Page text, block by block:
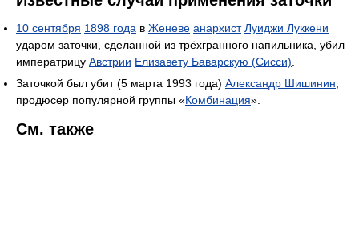
10 сентября 1898 года в Женеве анархист Луиджи Луккени
ударом заточки, сделанной из трёхгранного напильника, убил
императрицу Австрии Елизавету Баварскую (Сисси)
Заточкой был убит (5 марта 1993 года) Александр Шишинин
продюсер популярной группы «Комбинация».
См. также